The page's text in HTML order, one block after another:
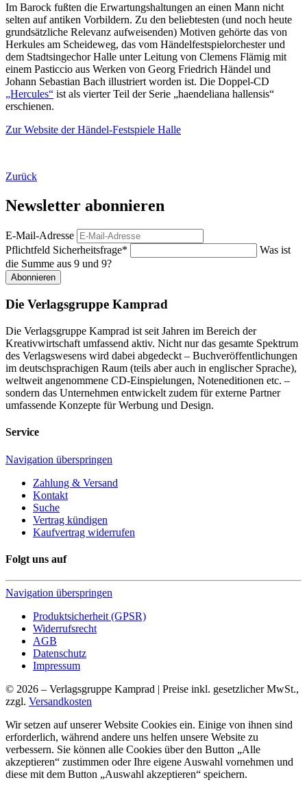
Im Barock fußten die Erwartungshaltungen an einen Mann nicht
selten auf antiken Vorbildern. Zu den beliebtesten (und noch heute
grundsätzliche Relevanz aufweisenden) Motiven gehörte das von
Herkules am Scheideweg, das vom Händelfestspielorchester und
dem Stadtsingechor Halle unter Leitung von Clemens Flämig mit
einem Pasticcio aus Werken von Georg Friedrich Händel und
Johann Sebastian Bach illustriert worden ist. Die Doppel-CD
„Hercules“ ist als vierter Teil der Serie „haendeliana hallensis“
erschienen.
Zur Website der Händel-Festspiele Halle
Zurück
Newsletter abonnieren
E-Mail-Adresse
Pflichtfeld Sicherheitsfrage*
Was ist
die Summe aus 9 und 9?
Abonnieren
Die Verlagsgruppe Kamprad
Die Verlagsgruppe Kamprad ist seit Jahren im Bereich der
Kreativwirtschaft umfassend aktiv. Nicht nur das gesamte Spektrum
des Verlagswesens wird dabei abgedeckt – Buchveröffentlichungen
im deutschsprachigen Raum (teils aber auch in englischer Sprache),
weltweit angenommene CD-Einspielungen, Noteneditionen etc. –
sondern das Unternehmen entwickelt zudem für externe Partner
umfassende Konzepte für Werbung und Design.
Service
Navigation überspringen
Zahlung & Versand
Kontakt
Suche
Vertrag kündigen
Kaufvertrag widerrufen
Folgt uns auf
Navigation überspringen
Produktsicherheit (GPSR)
Widerrufsrecht
AGB
Datenschutz
Impressum
© 2026 – Verlagsgruppe Kamprad | Preise inkl. gesetzlicher MwSt.,
zzgl. Versandkosten
Wir setzen auf unserer Website Cookies ein. Einige von ihnen sind
erforderlich, während andere uns helfen unsere Website zu
verbessern. Sie können alle Cookies über den Button „Alle
akzeptieren“ zustimmen oder Ihre eigene Auswahl vornehmen und
diese mit dem Button „Auswahl akzeptieren“ speichern.